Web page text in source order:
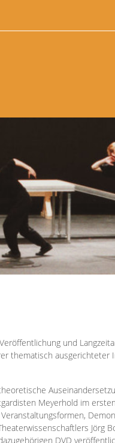
und
thematisch ausgerichteter
Meyerhold im
Jörg
DVD